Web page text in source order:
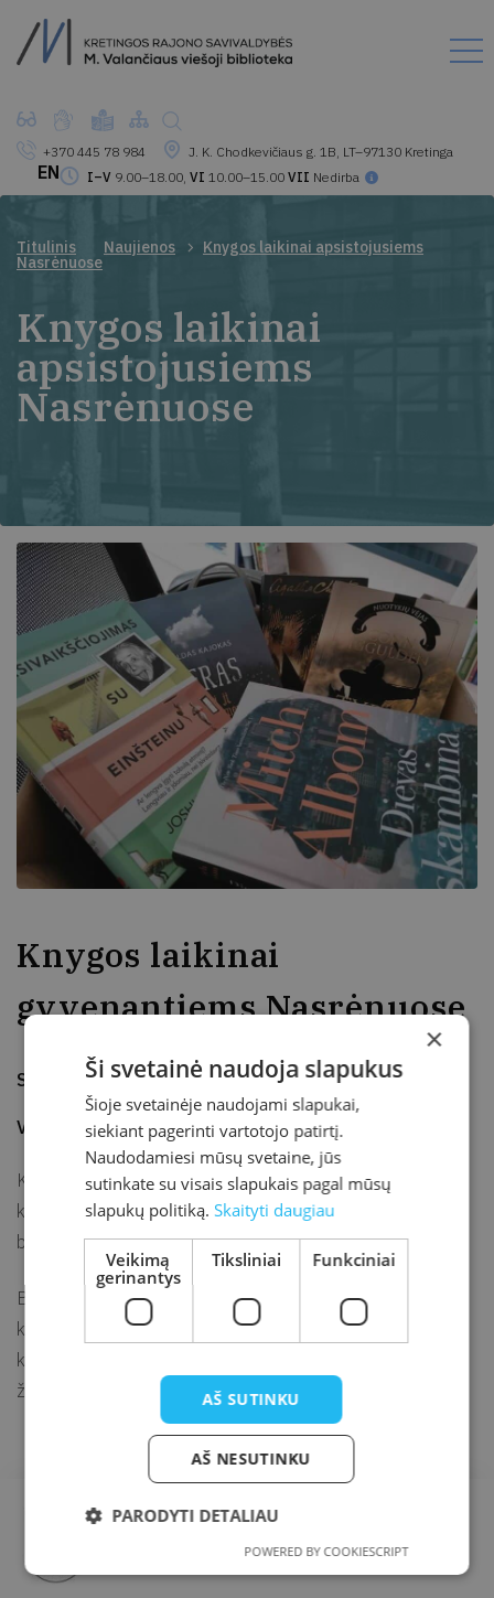
+370 445 78 984
J. K. Chodkevičiaus g. 1B, LT–97130 Kretinga
I–V 9.00–18.00, VI 10.00–15.00 VII Nedirba
EN
Titulinis Naujienos Knygos laikinai apsistojusiems
Nasrėnuose
Knygos laikinai
apsistojusiems
Nasrėnuose
Knygos laikinai
gyvenantiems Nasrėnuose
Sukurta 2020-03-17 Atnaujinta2020-03-17
Vieta Kretingos rajono savivaldybė
Kretingos rajono savivaldybė sukūrė sąlygas asmenims,
kuriems būtina izoliuotis, tai padaryti Nasrėnuose,
buvusiuose senelių globos namuose.
Biblioteka šiems namams perdavė per 100 aktualių, įdomių
knygų, stalo žaidimų, jog ten apsistojusių asmenų
kasdienybę praskaidrintų knygose aprašomos istorijos,
žaidimai.
×
Ši svetainė naudoja slapukus
Šioje svetainėje naudojami slapukai,
siekiant pagerinti vartotojo patirtį.
Naudodamiesi mūsų svetaine, jūs
sutinkate su visais slapukais pagal mūsų
slapukų politiką.Skaityti daugiau
Veikimą
gerinantys
Tiksliniai Funkciniai
AŠ SUTINKU
AŠ NESUTINKU
PARODYTI DETALIAU
POWERED BY COOKIESCRIPT